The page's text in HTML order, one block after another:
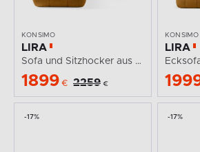
KONSIMO
LIRA
Sofa und Sitzhocker aus Bouclé-Stoff in Honig
1899 € 2259 €
KONSIMO
LIRA
-17% -17%